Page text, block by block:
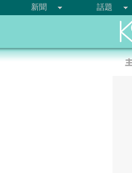
新聞 話題